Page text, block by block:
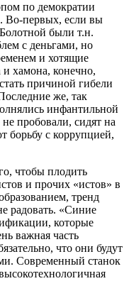
по демократии
Во-первых, если вы
были т.н.
с деньгами, но
и хотящие
и хамона, конечно,
причиной гибели
же, так
инфантильной
пробовали, сидят на
борьбу с коррупцией,
чтобы плодить
и прочих «истов» в
тренд
радовать. «Синие
которые
важная часть
что они будут
Современный станок